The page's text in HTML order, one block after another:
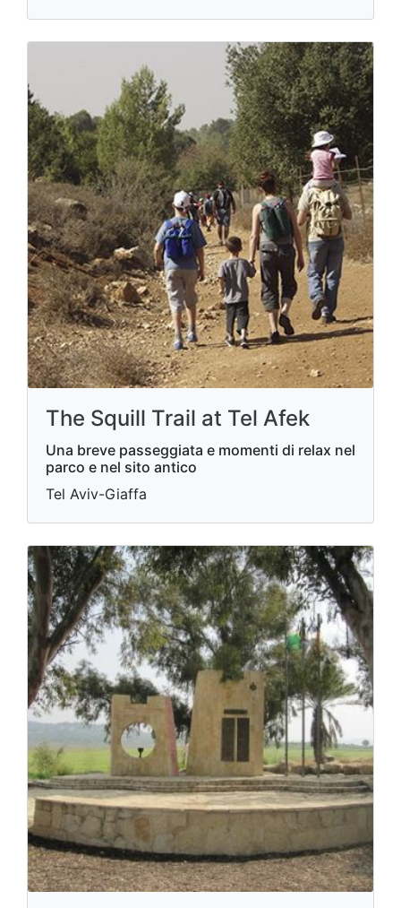
The Squill Trail at Tel Afek
Una breve passeggiata e momenti di relax nel
parco e nel sito antico
Tel Aviv-Giaffa